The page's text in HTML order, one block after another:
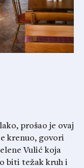
prošao je ovaj
krenuo, govori
Vulić koja
biti težak kruh i